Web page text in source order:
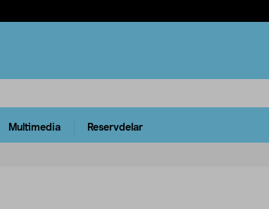
Multimedia Reservdelar